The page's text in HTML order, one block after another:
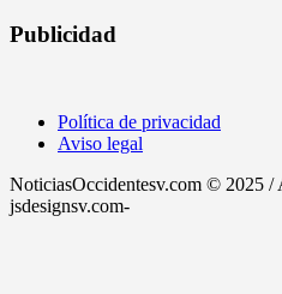
Publicidad
Política de privacidad
Aviso legal
NoticiasOccidentesv.com © 2025
jsdesignsv.com-